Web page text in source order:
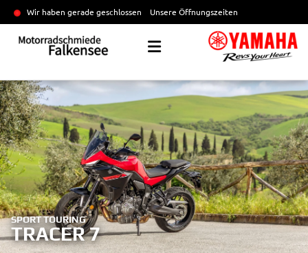
Wir haben gerade geschlossen Unsere Öffnungszeiten
SPORT TOURING
TRACER 7